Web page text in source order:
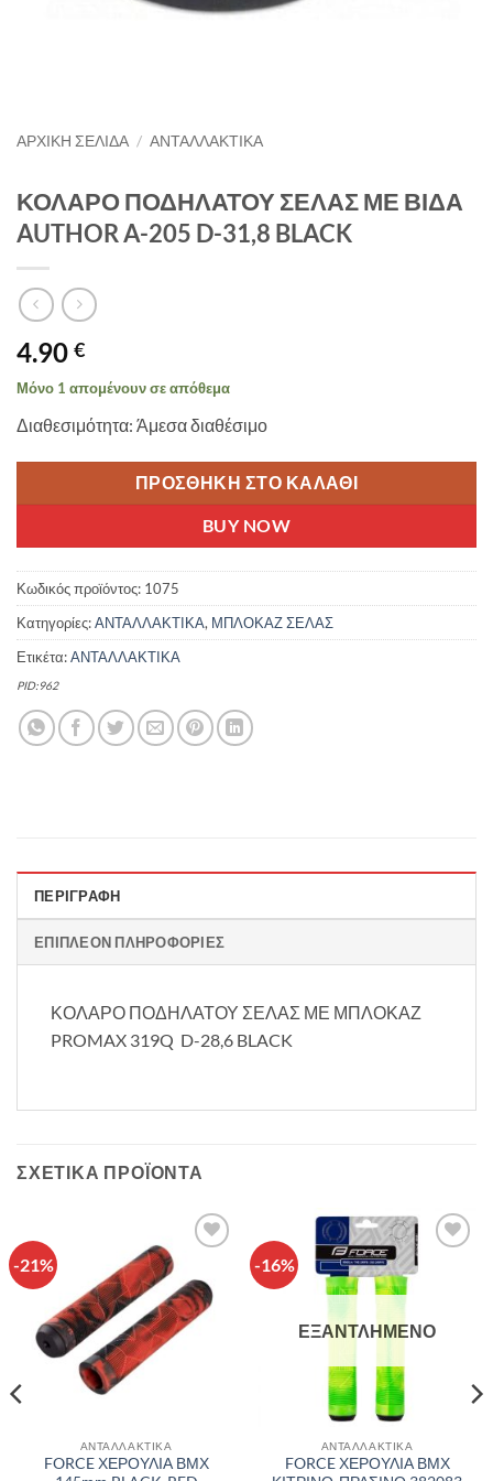
ΑΡΧΙΚΉ ΣΕΛΊΔΑ / ΑΝΤΑΛΛΑΚΤΙΚΑ
ΚΟΛΑΡΟ ΠΟΔΗΛΑΤΟΥ ΣΕΛΑΣ ΜΕ ΒΙΔΑ
AUTHOR A-205 D-31,8 BLACK
4.90 €
Μόνο 1 απομένουν σε απόθεμα
Διαθεσιμότητα: Άμεσα διαθέσιμο
ΠΡΟΣΘΉΚΗ ΣΤΟ ΚΑΛΆΘΙ
BUY NOW
Κωδικός προϊόντος: 1075
Κατηγορίες:ΑΝΤΑΛΛΑΚΤΙΚΑ, ΜΠΛΟΚΑΖ ΣΕΛΑΣ
Ετικέτα:ΑΝΤΑΛΛΑΚΤΙΚΑ
PID:962
ΠΕΡΙΓΡΑΦΉ
ΕΠΙΠΛΈΟΝ ΠΛΗΡΟΦΟΡΊΕΣ
ΚΟΛΑΡΟ ΠΟΔΗΛΑΤΟΥ ΣΕΛΑΣ ΜΕ ΜΠΛΟΚΑΖ
PROMAX 319Q D-28,6 BLACK
ΣΧΕΤΙΚΆ ΠΡΟΪΌΝΤΑ
-21%
Πρόσθήκη
στην λίστα
επιθυμιών
ΑΝΤΑΛΛΑΚΤΙΚΑ
FORCE ΧΕΡΟΥΛΙΑ ΒΜΧ
-16%
Πρόσθήκη
στην λίστα
επιθυμιών
ΕΞΑΝΤΛΗΜΈΝΟ
ΑΝΤΑΛΛΑΚΤΙΚΑ
FORCE ΧΕΡΟΥΛΙΑ ΒΜΧ